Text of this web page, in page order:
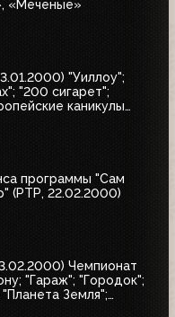
«Меченые»
"Уиллоу";
"200 сигарет";
каникулы
программы "Сам
(РТР, 22.02.2000)
Чемпионат
"Гараж"; "Городок";
Земля";